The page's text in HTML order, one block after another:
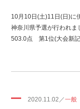
10月10日(土)11日(日)に
神奈川県予選が行われ
503.0点 第1位(大会新
2020.11.02／一般